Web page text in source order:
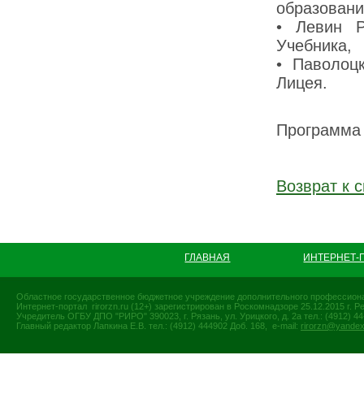
• Левин
Учебника,
•
Лицея.
Возврат к
ГЛАВНАЯ
Областное государственное бюджетное учреждение дополнительного
Интернет-портал rirorzn.ru (12+) зарегистрирован в Роскомнадзоре 25.12.2015
Учредитель ОГБУ ДПО "РИРО" 390023, г. Рязань, ул. Урицкого, д. 2а тел.: (4912)
Главный редактор Лапкина Е.В. тел.: (4912) 444902 Доб. 168, e-mail: